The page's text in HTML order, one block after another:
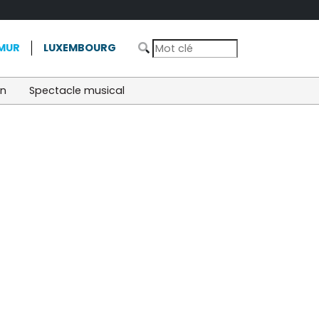
LUXEMBOURG
Spectacle musical